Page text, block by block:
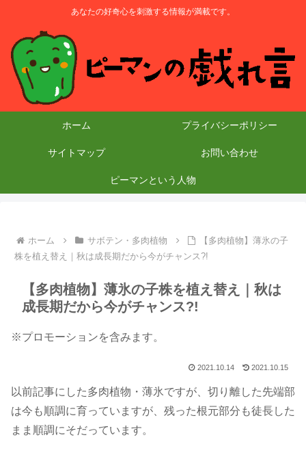
あなたの好奇心を刺激する情報が満載です。
ホーム プライバシーポリシー
サイトマップ お問い合わせ
ピーマンという人物
ホーム サボテン・多肉植物
【多肉植物】薄氷の子
株を植え替え｜秋は成長期だから今がチャンス?!
【多肉植物】薄氷の子株を植え替え｜秋は
成長期だから今がチャンス?!
※プロモーションを含みます。
2021.10.14 2021.10.15
以前記事にした多肉植物・薄氷ですが、切り離した先端部
は今も順調に育っていますが、残った根元部分も徒長した
まま順調にそだっています。